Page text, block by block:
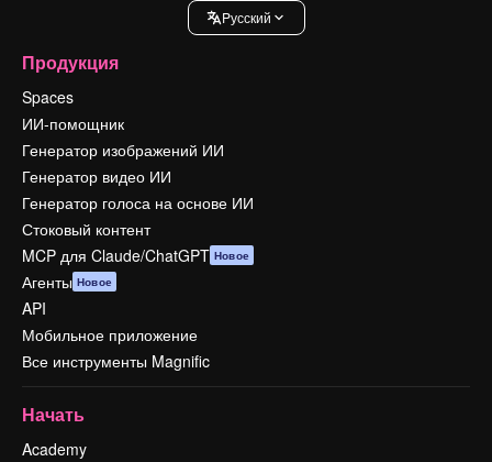
Pусский
Продукция
Spaces
ИИ-помощник
Генератор изображений ИИ
Генератор видео ИИ
Генератор голоса на основе ИИ
Стоковый контент
MCP для Claude/ChatGPT Новое
Агенты Новое
API
Мобильное приложение
Все инструменты Magnific
Начать
Academy